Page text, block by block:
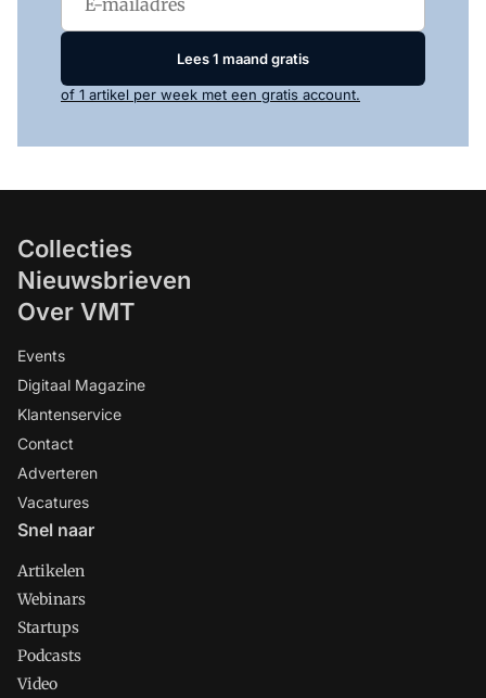
Lees 1 maand gratis
of 1 artikel per week met een gratis account.
Collecties
Nieuwsbrieven
Over VMT
Events
Digitaal Magazine
Klantenservice
Contact
Adverteren
Vacatures
Snel naar
Artikelen
Webinars
Startups
Podcasts
Video